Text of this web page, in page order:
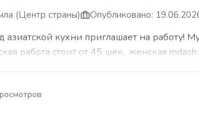
(Центр страны) Опубликовано:
азиатской кухни приглашает на
работа стоит от 45 шек., женская